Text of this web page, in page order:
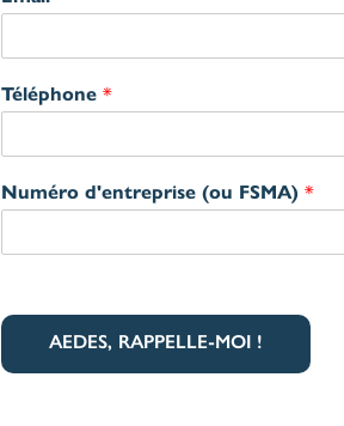
Téléphone *
Numéro d'entreprise (ou FSMA) *
AEDES, RAPPELLE-MOI !